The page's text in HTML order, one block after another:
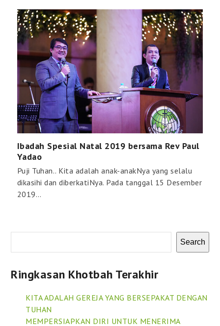
Ibadah Spesial Natal 2019 bersama Rev Paul
Yadao
Puji Tuhan.. Kita adalah anak-anakNya yang selalu
dikasihi dan diberkatiNya. Pada tanggal 15 Desember
2019…
Search
Ringkasan Khotbah Terakhir
KITA ADALAH GEREJA YANG BERSEPAKAT DENGAN
TUHAN
MEMPERSIAPKAN DIRI UNTUK MENERIMA